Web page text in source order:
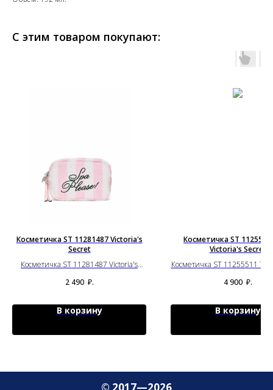
С этим товаром покупают:
Косметичка ST 11281487 Victoria's
Secret
Косметичка ST 11281487 Victoria's
2 490 ₽.
В корзину
Косметичка ST
Victoria's Secret
Косметичка ST 11255511
4 900 ₽.
В корзину